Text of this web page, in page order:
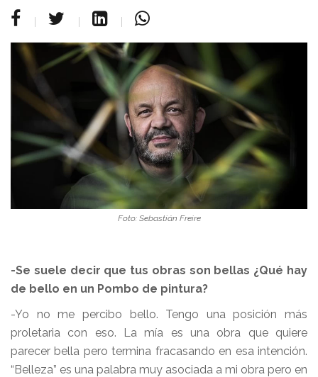
Foto: Sebastián Freire
-Se suele decir que tus obras son bellas ¿Qué hay
de bello en un Pombo de pintura?
-Yo no me percibo bello. Tengo una posición más
proletaria con eso. La mía es una obra que quiere
parecer bella pero termina fracasando en esa intención.
“Belleza” es una palabra muy asociada a mi obra pero en